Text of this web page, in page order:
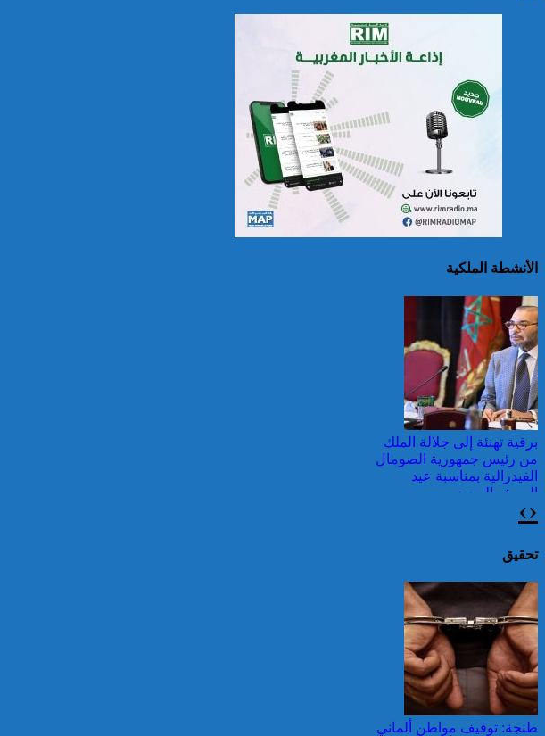
الصين تصدر إنذارين
لمواجهة العواصف المطيرة
وطقس شديد الحمل
اليونان: فرق الإطفاء تواصل
مكافحة حريق في شمال
غرب أثينا
كندا وسحب الدخان تصل
الأمريكي
حرائق الغابات : الاتحاد
الأوروبي يعبئ إمكانياته
الأنشطة الملكية
برقية تهنئة إلى جلالة الملك
من رئيس جمهورية الصومال
الفيدرالية بمناسبة عيد
العرش المجيد
جلالة الملك يتوصل ببرقية
تهنئة من ولي عهد الكويت
بمناسبة عيد العرش المجيد
‹
›
تحقيق
طنجة: توقيف مواطن ألماني